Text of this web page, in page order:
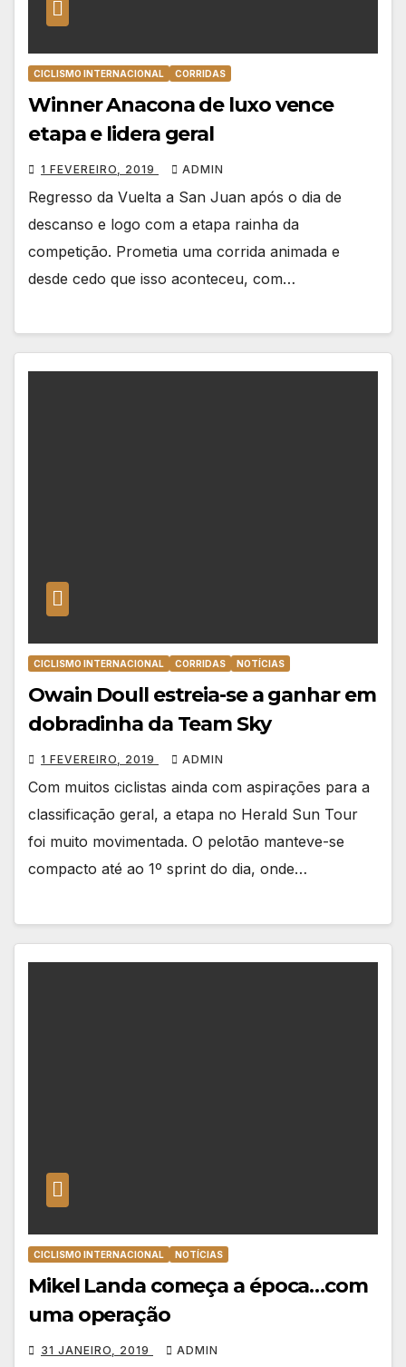
CICLISMO INTERNACIONAL CORRIDAS
Winner Anacona de luxo vence
etapa e lidera geral
1 FEVEREIRO, 2019 ADMIN
Regresso da Vuelta a San Juan após o dia de
descanso e logo com a etapa rainha da
competição. Prometia uma corrida animada e
desde cedo que isso aconteceu, com…
CICLISMO INTERNACIONAL CORRIDAS NOTÍCIAS
Owain Doull estreia-se a ganhar em
dobradinha da Team Sky
1 FEVEREIRO, 2019 ADMIN
Com muitos ciclistas ainda com aspirações para a
classificação geral, a etapa no Herald Sun Tour
foi muito movimentada. O pelotão manteve-se
compacto até ao 1º sprint do dia, onde…
CICLISMO INTERNACIONAL NOTÍCIAS
Mikel Landa começa a época…com
uma operação
31 JANEIRO, 2019 ADMIN